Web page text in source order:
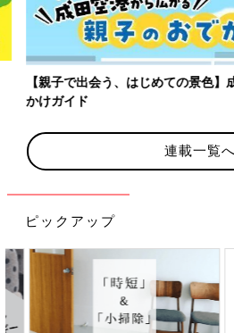
【親子で出会う、はじめての景色】成
かけガイド
連載一覧へ
ピックアップ